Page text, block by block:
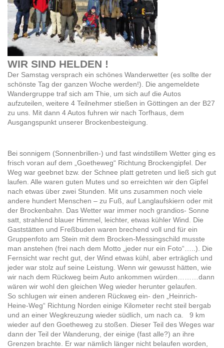
WIR SIND HELDEN !
Der Samstag versprach ein schönes Wanderwetter (es sollte der
schönste Tag der ganzen Woche werden!). Die angemeldete
Wandergruppe traf sich am Thie, um sich auf die Autos
aufzuteilen, weitere 4 Teilnehmer stießen in Göttingen an der B27
zu uns. Mit dann 4 Autos fuhren wir nach Torfhaus, dem
Ausgangspunkt unserer Brockenbesteigung.
Bei sonnigem (Sonnenbrillen-) und fast windstillem Wetter ging es
frisch voran auf dem „Goetheweg“ Richtung Brockengipfel. Der
Weg war geebnet bzw. der Schnee platt getreten und ließ sich gut
laufen. Alle waren guten Mutes und so erreichten wir den Gipfel
nach etwas über zwei Stunden. Mit uns zusammen noch viele
andere hundert Menschen – zu Fuß, auf Langlaufskiern oder mit
der Brockenbahn. Das Wetter war immer noch grandios- Sonne
satt, strahlend blauer Himmel, leichter, etwas kühler Wind. Die
Gaststätten und Freßbuden waren brechend voll und für ein
Gruppenfoto am Stein mit dem Brocken-Messingschild musste
man anstehen (frei nach dem Motto „jeder nur ein Foto“…..). Die
Fernsicht war recht gut, der Wind etwas kühl, aber erträglich und
jeder war stolz auf seine Leistung. Wenn wir gewusst hätten, wie
wir nach dem Rückweg beim Auto ankommen würden………dann
wären wir wohl den gleichen Weg wieder herunter gelaufen.
So schlugen wir einen anderen Rückweg ein- den „Heinrich-
Heine-Weg“ Richtung Norden einige Kilometer recht steil bergab
und an einer Wegkreuzung wieder südlich, um nach ca. 9 km
wieder auf den Goetheweg zu stoßen. Dieser Teil des Weges war
dann der Teil der Wanderung, der einige (fast alle?) an ihre
Grenzen brachte. Er war nämlich länger nicht belaufen worden,